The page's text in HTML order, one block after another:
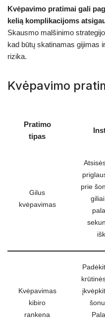
Kvėpavimo pratimai gali
kelią komplikacijoms
Skausmo malšinimo
kad būtų skatinamas gijimas
rizika.
Kvėpavimo
Pratimo
tipas
Gilus
kvėpavimas
prie
Kvėpavimas
kibiro
rankena